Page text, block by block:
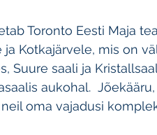
Toronto Eesti Maja
Kotkajärvele, mis on
Suure saali ja
aukohal.
oma vajadusi